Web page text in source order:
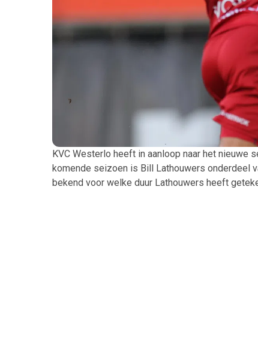
KVC Westerlo heeft in aanloop naar het nieuwe
komende seizoen is Bill Lathouwers onderdeel
bekend voor welke duur Lathouwers heeft